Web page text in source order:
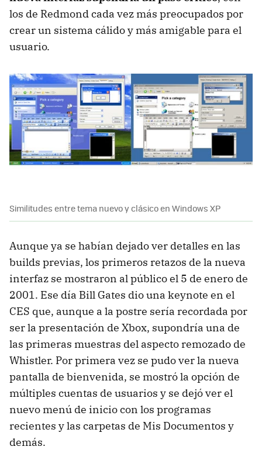
los de Redmond cada vez más preocupados por
crear un sistema cálido y más amigable para el
usuario.
Similitudes entre tema nuevo y clásico en Windows XP
Aunque ya se habían dejado ver detalles en las
builds previas, los primeros retazos de la nueva
interfaz se mostraron al público el 5 de enero de
2001. Ese día Bill Gates dio una keynote en el
CES que, aunque a la postre sería recordada por
ser la presentación de Xbox, supondría una de
las primeras muestras del aspecto remozado de
Whistler. Por primera vez se pudo ver la nueva
pantalla de bienvenida, se mostró la opción de
múltiples cuentas de usuarios y se dejó ver el
nuevo menú de inicio con los programas
recientes y las carpetas de Mis Documentos y
demás.